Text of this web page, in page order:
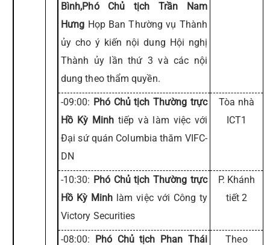
Bình,Phó Chủ tịch Trần Nam
Hưng Họp Ban Thường vụ Thành
ủy cho ý kiến nội dung Hội nghị
Thành ủy lần thứ 3 và các nội
dung theo thẩm quyền.
-09:00: Phó Chủ tịch Thường trực
Hồ Kỳ Minh tiếp và làm việc với
Đại sứ quán Columbia thăm VIFC-
DN
Tòa nhà
ICT1
-10:30: Phó Chủ tịch Thường trực
Hồ Kỳ Minh làm việc với Công ty
Victory Securities
P. Khánh
tiết 2
-08:00: Phó Chủ tịch Phan Thái Theo